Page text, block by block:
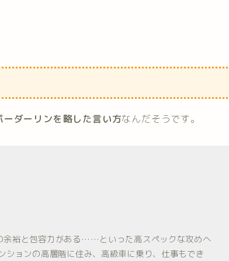
ーダーリンを略した言い方なんだそうです。
余裕と包容力がある……といった高スペックな攻めへ
ョンの高層階に住み、高級車に乗り、仕事もでき